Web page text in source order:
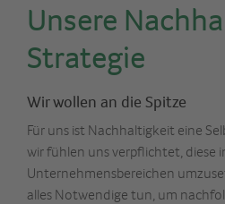
Unsere
Strategie
Wir wollen an die Spitze
Für uns ist Nachhaltigkeit eine
wir fühlen uns verpflichtet, diese
Unternehmensbereichen
alles Notwendige tun, um